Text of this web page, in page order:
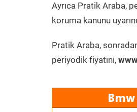
Ayrıca Pratik Araba,
koruma kanunu
Pratik Araba,
periyodik fiyatını,